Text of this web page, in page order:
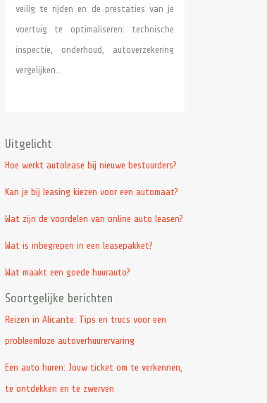
veilig te rijden en de prestaties van je
voertuig te optimaliseren: technische
inspectie, onderhoud, autoverzekering
vergelijken…
Uitgelicht
Hoe werkt autolease bij nieuwe bestuurders?
Kan je bij leasing kiezen voor een automaat?
Wat zijn de voordelen van online auto leasen?
Wat is inbegrepen in een leasepakket?
Wat maakt een goede huurauto?
Soortgelijke berichten
Reizen in Alicante: Tips en trucs voor een
probleemloze autoverhuurervaring
Een auto huren: Jouw ticket om te verkennen,
te ontdekken en te zwerven